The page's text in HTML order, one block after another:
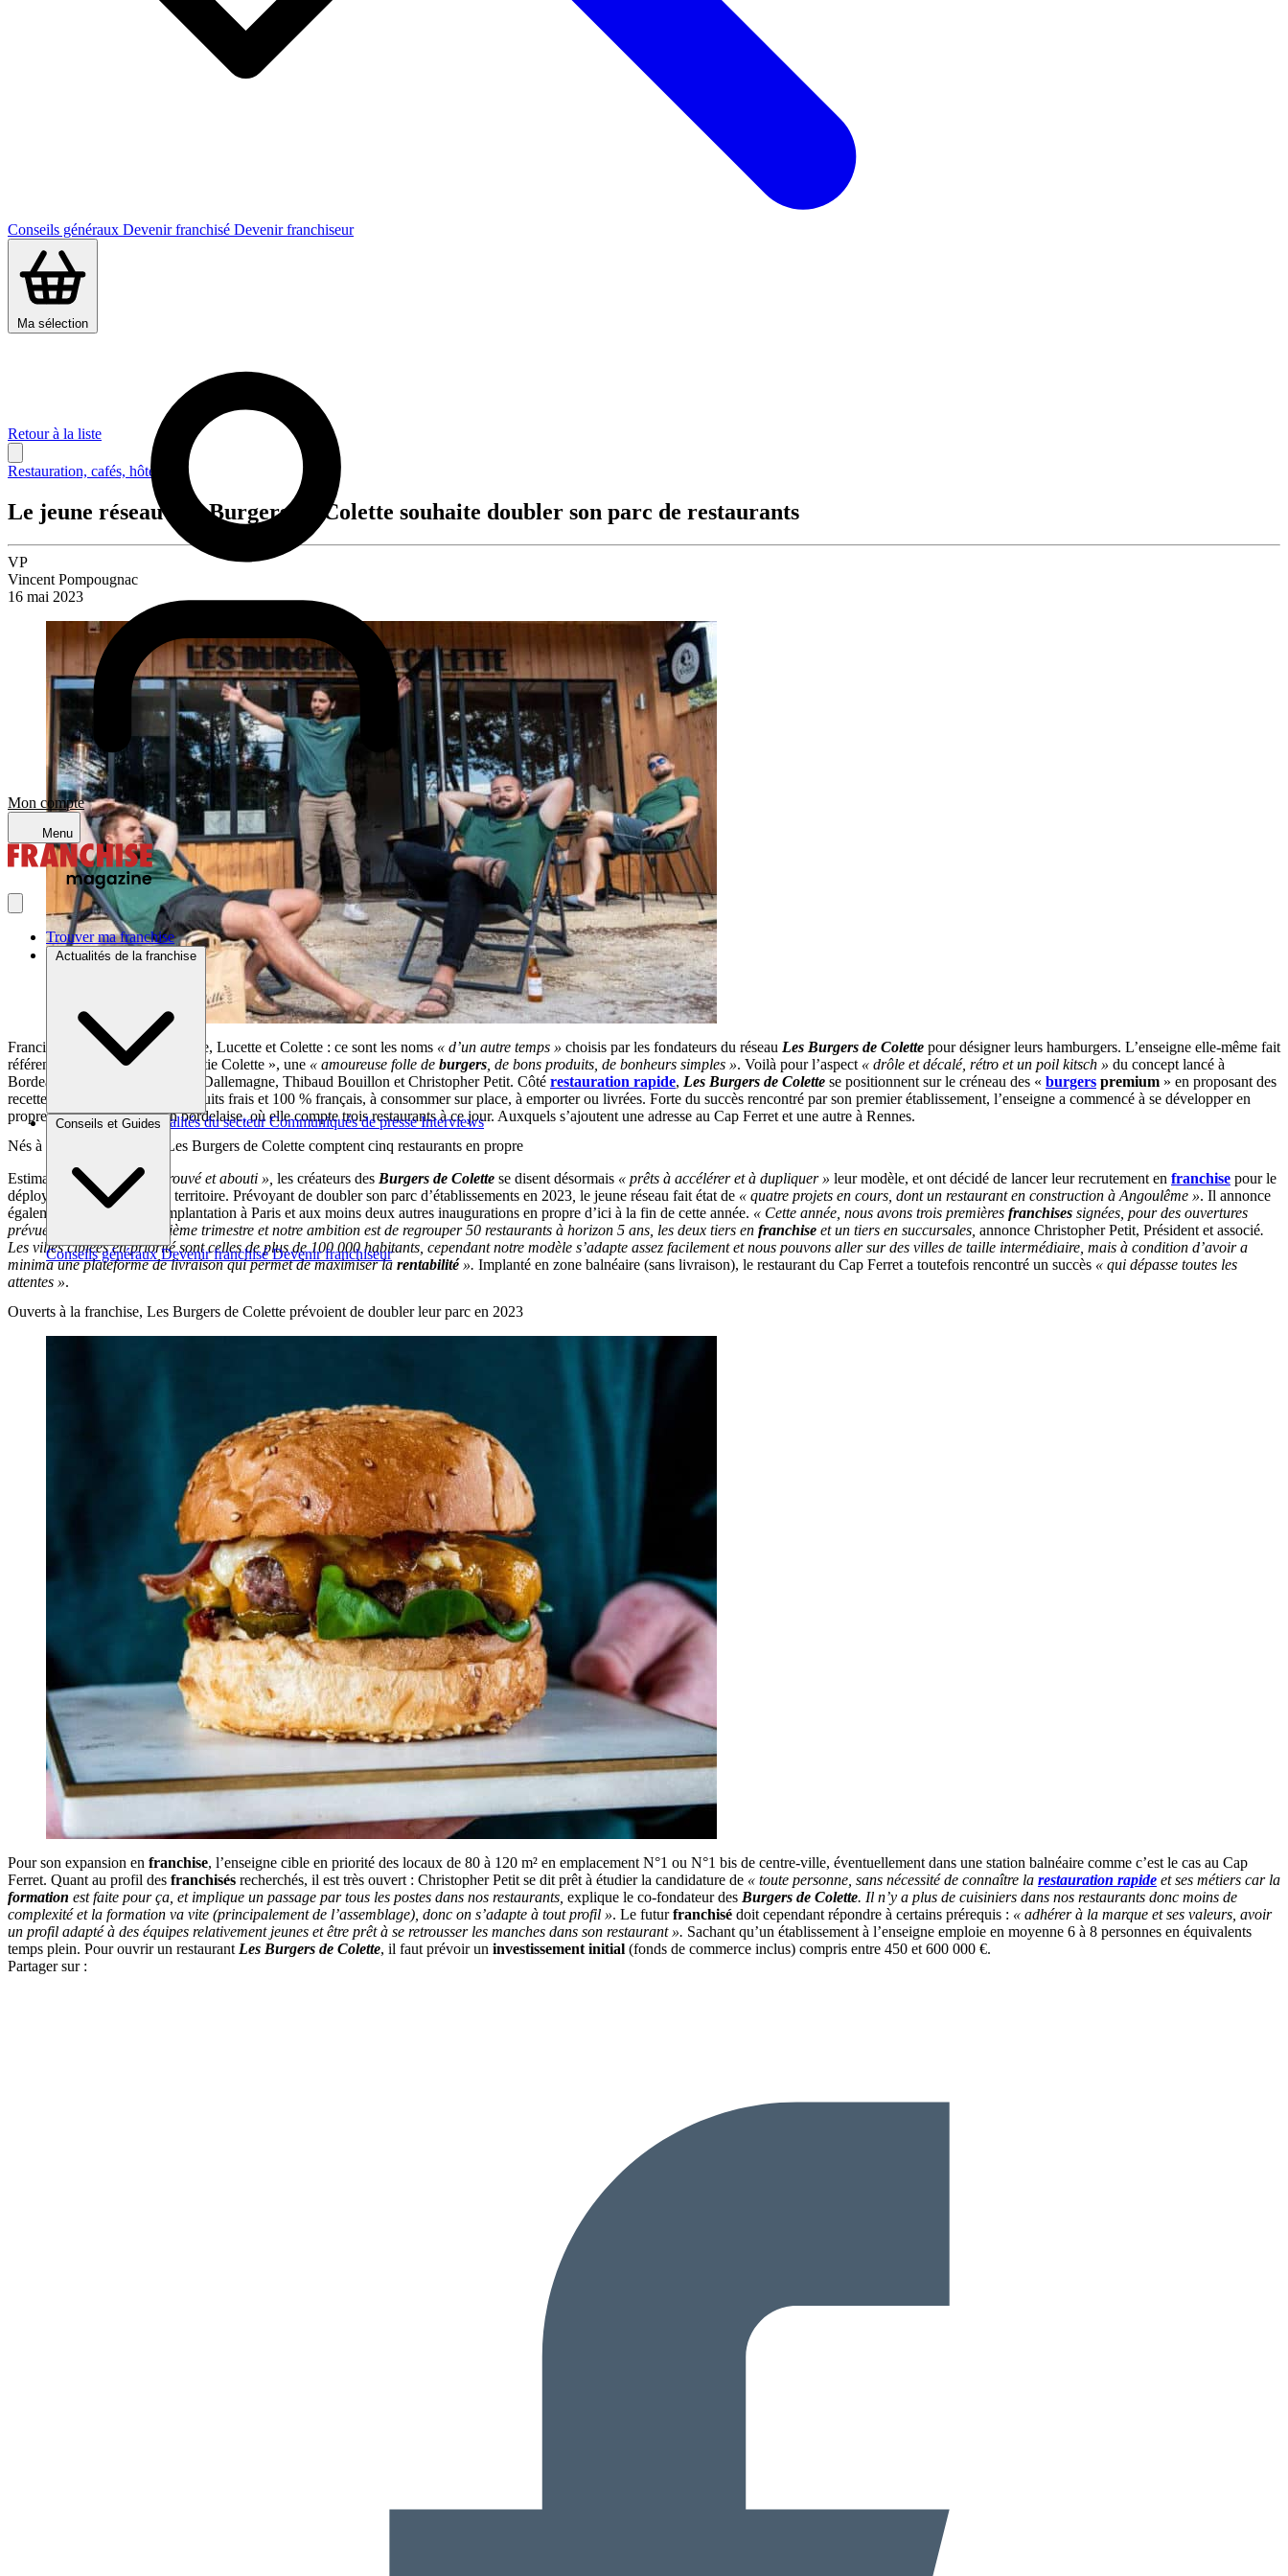
Conseils généraux Devenir franchisé Devenir franchiseur
Ma sélection
Mon compte
Menu
Trouver ma franchise
Actualités de la franchise
Brèves et actus Actualités du secteur Communiqués de presse Interviews
Conseils et Guides
Conseils généraux Devenir franchisé Devenir franchiseur
Retour à la liste
Restauration, cafés, hôtellerie
Le jeune réseau Les Burgers de Colette souhaite doubler son parc de restaurants
VP
Vincent Pompougnac
16 mai 2023
Francine, Ginette, Yvette, Josiane, Lucette et Colette : ce sont les noms « d’un autre temps » choisis par les fondateurs du réseau Les Burgers de Colette pour désigner leurs hamburgers. L’enseigne elle-même fait
référence au personnage de « Tatie Colette », une « amoureuse folle de burgers , de bons produits, de bonheurs simples ». Voilà pour l’aspect « drôle et décalé, rétro et un poil kitsch » du concept lancé à
Bordeaux en 2019 par François Dallemagne, Thibaud Bouillon et Christopher Petit. Côté restauration rapide, Les Burgers de Colette se positionnent sur le créneau des « burgers premium » en proposant des
recettes réalisées à partir de produits frais et 100 % français, à consommer sur place, à emporter ou livrées. Forte du succès rencontré par son premier établissement, l’enseigne a commencé à se développer en
propre dans l’agglomération bordelaise, où elle compte trois restaurants à ce jour. Auxquels s’ajoutent une adresse au Cap Ferret et une autre à Rennes.
Nés à Bordeaux en 2019, Les Burgers de Colette comptent cinq restaurants en propre
Estimant leur concept «
éprouvé et abouti », les créateurs des Burgers de Colette se disent désormais « prêts à accélérer et à dupliquer » leur modèle, et ont décidé de lancer leur recrutement en franchise pour le
déployer sur l’ensemble du territoire. Prévoyant de doubler son parc d’établissements en 2023 le jeune réseau fait état de « quatre projets en cours, dont un restaurant en construction à Angoulême ». Il annonce
également une prochaine implantation à Paris et aux moins deux autres inaugurations en propre d’ici à la fin de cette année. « Cette année, nous avons trois premières franchises signées, pour des ouvertures
prévues d’ici la fin du troisième trimestre et notre ambition est de regrouper 50 restaurants à horizon 5 ans, les deux tiers en franchise et un tiers en succursales, annonce Christopher Petit, Président et associé.
Les villes ciblées en priorité sont celles de plus de 100 000 habitants, cependant notre modèle s’adapte assez facilement et nous pouvons aller sur des villes de taille intermédiaire, mais à condition d’avoir a
minima une plateforme de livraison qui permet de maximiser la rentabilité». Implanté en zone balnéaire (sans livraison), le restaurant du Cap Ferret a toutefois rencontré un succès « qui dépasse toutes les
attentes ».
Ouverts à la franchise, Les Burgers de Colette prévoient de doubler leur parc en 2023
Pour son expansion en franchise, l’enseigne cible en priorité des locaux de 80 à 120 m² en emplacement N°1 ou N°1 bis de centre-ville, éventuellement dans une station balnéaire comme c’est le cas au Cap
Ferret. Quant au profil des franchisés recherchés, il est très ouvert : Christopher Petit se dit prêt à étudier la candidature de « toute personne, sans nécessité de connaître la restauration rapide et ses métiers car la
formation est faite pour ça, et implique un passage par tous les postes dans nos restaurants, explique le co-fondateur des Burgers de Colette. Il n’y a plus de cuisiniers dans nos restaurants donc moins de
complexité et la formation va vite (principalement de l’assemblage), donc on s’adapte à tout profil ». Le futurfranchisé doit cependant répondre à certains prérequis : « adhérer à la marque et ses valeurs, avoir
un profil adapté à des équipes relativement jeunes et être prêt à se retrousser les manches dans son restaurant ». Sachant qu’un établissement à l’enseigne emploie en moyenne 6 à 8 personnes en équivalents
temps plein. Pour ouvrir un restaurant Les Burgers de Colette, il faut prévoir un investissement initial (fonds de commerce inclus) compris entre 450 et 600 000 €.
Partager sur :